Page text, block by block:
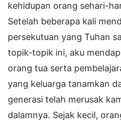
kehidupan orang sehari-
Setelah beberapa kali
persekutuan yang Tuhan
topik-topik ini, aku
orang tua serta
yang keluarga tanamkan
generasi telah merusak
dalamnya. Sejak kecil,